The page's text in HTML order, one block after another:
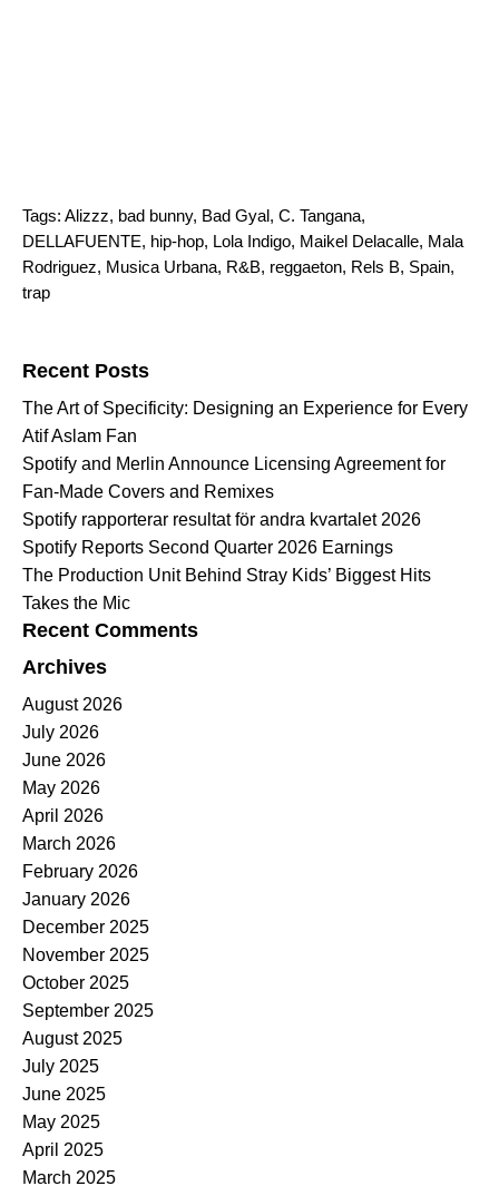
Tags: Alizzz, bad bunny, Bad Gyal, C. Tangana,
DELLAFUENTE, hip-hop, Lola Indigo, Maikel Delacalle, Mala
Rodriguez, Musica Urbana, R&B, reggaeton, Rels B, Spain,
trap
Recent Posts
The Art of Specificity: Designing an Experience for Every
Atif Aslam Fan
Spotify and Merlin Announce Licensing Agreement for
Fan-Made Covers and Remixes
Spotify rapporterar resultat för andra kvartalet 2026
Spotify Reports Second Quarter 2026 Earnings
The Production Unit Behind Stray Kids’ Biggest Hits
Takes the Mic
Recent Comments
Archives
August 2026
July 2026
June 2026
May 2026
April 2026
March 2026
February 2026
January 2026
December 2025
November 2025
October 2025
September 2025
August 2025
July 2025
June 2025
May 2025
April 2025
March 2025